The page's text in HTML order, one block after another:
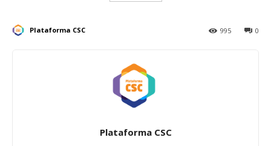
Plataforma CSC 0
995
Plataforma CSC